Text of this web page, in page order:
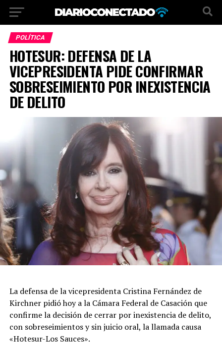
POLÍTICA
HOTESUR: DEFENSA DE LA
VICEPRESIDENTA PIDE CONFIRMAR
SOBRESEIMIENTO POR INEXISTENCIA
DE DELITO
La defensa de la vicepresidenta Cristina Fernández de
Kirchner pidió hoy a la Cámara Federal de Casación que
confirme la decisión de cerrar por inexistencia de delito,
con sobreseimientos y sin juicio oral, la llamada causa
«Hotesur-Los Sauces».